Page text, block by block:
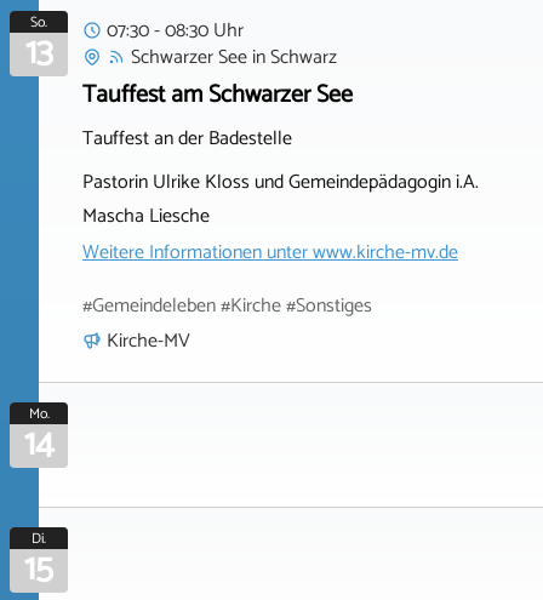
So.
13
07:30 - 08:30 Uhr
Schwarzer SeeinSchwarz
Tauffest am Schwarzer See
Tauffest an der Badestelle
Pastorin Ulrike Kloss und Gemeindepädagogin i.A.
Mascha Liesche
Weitere Informationen unterwww.kirche-mv.de
#Gemeindeleben #Kirche #Sonstiges
Kirche-MV
Mo.
14
Di.
15